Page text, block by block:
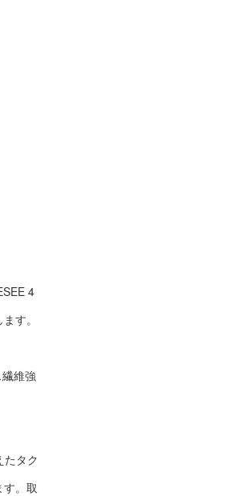
4
す。
維強
たタク
。取